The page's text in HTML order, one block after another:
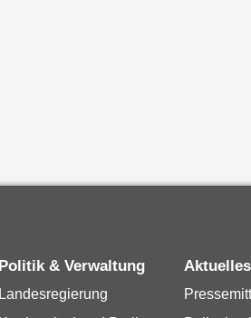
Politik & Verwaltung
Landesregierung
Aktuelles